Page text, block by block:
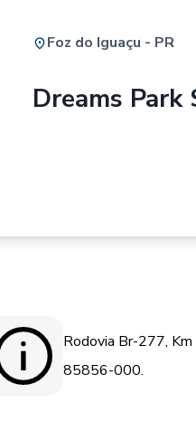
Foz do Iguaçu - PR
Dreams Park
Rodovia Br-277,
85856-000.